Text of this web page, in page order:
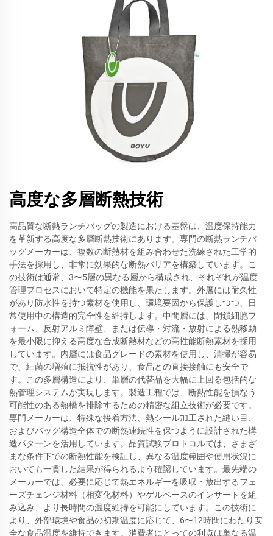
高度な多層断熱技術
高品質な断熱ランチバッグの製造における基盤は、温度保持能力
を革新する高度な多層断熱技術にあります。専門の断熱ランチバ
ッグメーカーは、複数の断熱材を組み合わせた洗練された工学的
手法を採用し、非常に効果的な断熱バリアを構築しています。こ
の技術は通常、3〜5層の異なる層から構成され、それぞれが温度
管理プロセスにおいて特定の機能を果たします。外層には耐久性
があり防水性を持つ素材を使用し、環境要因から保護しつつ、日
常使用中の構造的完全性を維持します。中間層には、閉鎖細胞フ
ォーム、反射アルミ障壁、または伝導・対流・放射による熱移動
を最小限に抑える高度な合成断熱材などの高性能断熱素材を採用
しています。内層には食品グレードの素材を使用し、清掃が容易
で、細菌の増殖に抵抗性があり、食品との直接接触にも安全で
す。この多層構造により、単層の代替品を大幅に上回る包括的な
熱管理システムが実現します。製造工程では、断熱性能を損なう
可能性のある熱橋を排除するための精密な組立技術が必要です。
専門メーカーは、特殊な接着方法、熱シール加工された縫い目、
およびバッグ構造全体での断熱連続性を保つように設計された構
造パターンを活用しています。品質試験プロトコルでは、さまざ
まな条件下での断熱性能を検証し、異なる温度範囲や使用状況に
おいても一貫した結果が得られるよう確認しています。最先端の
メーカーでは、必要に応じて熱エネルギーを吸収・放出するフェ
ーズチェンジ材料（相変化材料）やゲルベースのインサートを組
み込み、より長時間の温度維持を可能にしています。この技術に
より、外部環境や食品の初期温度に応じて、6〜12時間にわたり安
全な食品温度を維持できます。消費者にとっての利点は単なる温